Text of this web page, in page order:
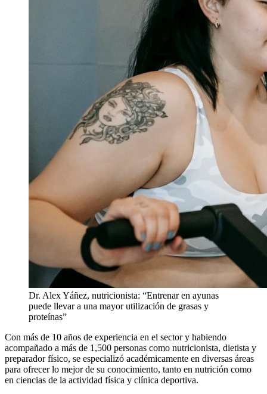
Dr. Alex Yáñez, nutricionista: “Entrenar en ayunas
puede llevar a una mayor utilización de grasas y
proteínas”
Con más de 10 años de experiencia en el sector y habiendo
acompañado a más de 1,500 personas como nutricionista, dietista y
preparador físico, se especializó académicamente en diversas áreas
para ofrecer lo mejor de su conocimiento, tanto en nutrición como
en ciencias de la actividad física y clínica deportiva.